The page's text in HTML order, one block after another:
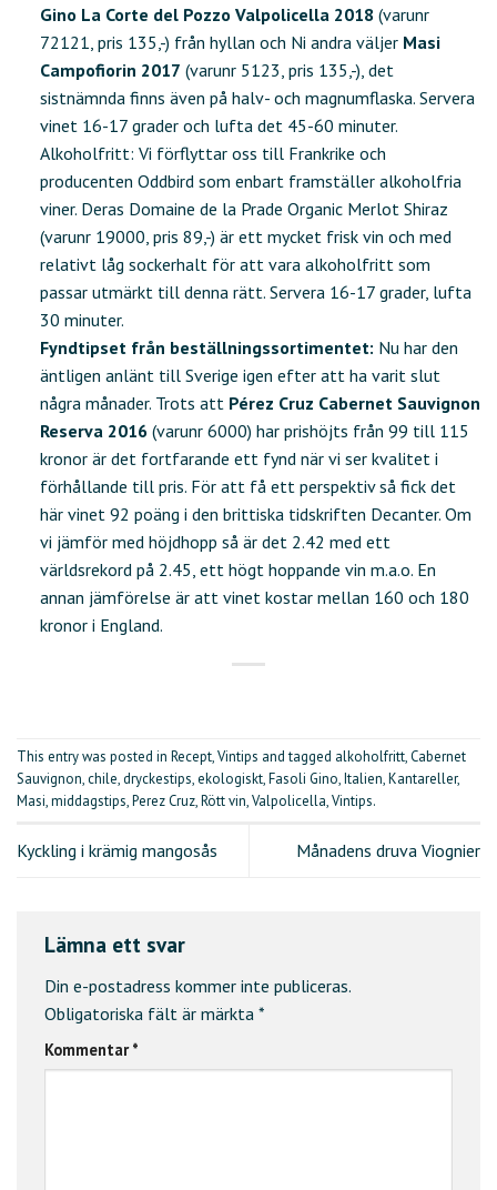
Gino La Corte del Pozzo Valpolicella 2018 (varunr
72121, pris 135,-) från hyllan och Ni andra väljer Masi
Campofiorin 2017 (varunr 5123, pris 135,-), det
sistnämnda finns även på halv- och magnumflaska. Servera
vinet 16-17 grader och lufta det 45-60 minuter.
Alkoholfritt: Vi förflyttar oss till Frankrike och
producenten Oddbird som enbart framställer alkoholfria
viner. Deras Domaine de la Prade Organic Merlot Shiraz
(varunr 19000, pris 89,-) är ett mycket frisk vin och med
relativt låg sockerhalt för att vara alkoholfritt som
passar utmärkt till denna rätt. Servera 16-17 grader, lufta
30 minuter.
Fyndtipset från beställningssortimentet: Nu har den
äntligen anlänt till Sverige igen efter att ha varit slut
några månader. Trots att Pérez Cruz Cabernet Sauvignon
Reserva 2016(varunr 6000) har prishöjts från 99 till 115
kronor är det fortfarande ett fynd när vi ser kvalitet i
förhållande till pris. För att få ett perspektiv så fick det
här vinet 92 poäng i den brittiska tidskriften Decanter. Om
vi jämför med höjdhopp så är det 2.42 med ett
världsrekord på 2.45, ett högt hoppande vin m.a.o. En
annan jämförelse är att vinet kostar mellan 160 och 180
kronor i England.
This entry was posted in Recept,Vintips and tagged alkoholfritt,Cabernet
Sauvignon,chile,dryckestips,ekologiskt,Fasoli Gino,Italien,Kantareller,
Masi,middagstips,Perez Cruz,Rött vin,Valpolicella,Vintips.
Kyckling i krämig mangosås Månadens druva Viognier
Lämna ett svar
Din e-postadress kommer inte publiceras.
Obligatoriska fält är märkta *
Kommentar*